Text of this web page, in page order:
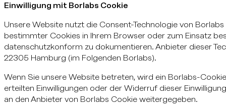
Einwilligung mit Borlabs Cookie
Unsere Website nutzt die Consent-Technologie von
bestimmter Cookies in Ihrem Browser oder zum Einsatz
datenschutzkonform zu dokumentieren. Anbieter dieser
22305 Hamburg (im Folgenden Borlabs).
Wenn Sie unsere Website betreten, wird ein Borlabs-
erteilten Einwilligungen oder der Widerruf dieser
an den Anbieter von Borlabs Cookie weitergegeben.